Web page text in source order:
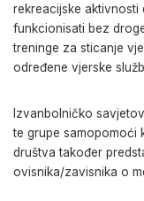
rekreacijske aktivnosti
funkcionisati bez
treninge za sticanje
određene vjerske
Izvanbolničko
te grupe samopomoći
društva također
ovisnika/zavisnika o